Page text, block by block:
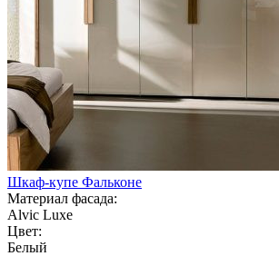
Шкаф-купе Фальконе
Материал фасада:
Alvic Luxe
Цвет:
Белый